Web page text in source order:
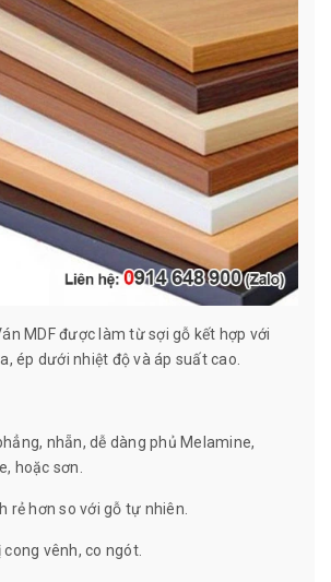
MDF được làm từ sợi gỗ kết hợp với
ép dưới nhiệt độ và áp suất cao.
nhẵn, dễ dàng phủ Melamine,
hoặc sơn.
rẻ hơn so với gỗ tự nhiên.
cong vênh, co ngót.